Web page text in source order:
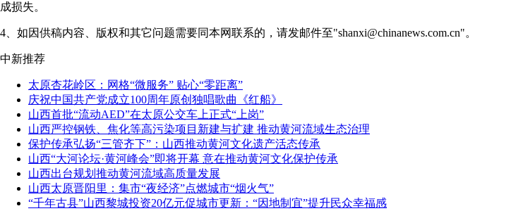
成损失。
4、如因供稿内容、版权和其它问题需要同本网联系的，请发邮件至"shanxi@chinanews.com.cn"。
中新推荐
太原杏花岭区：网格“微服务” 贴心“零距离”
庆祝中国共产党成立100周年原创独唱歌曲《红船》
山西首批“流动AED”在太原公交车上正式“上岗”
山西严控钢铁、焦化等高污染项目新建与扩建 推动黄河流域生态治理
保护传承弘扬“三管齐下”：山西推动黄河文化遗产活态传承
山西“大河论坛·黄河峰会”即将开幕 意在推动黄河文化保护传承
山西出台规划推动黄河流域高质量发展
山西太原晋阳里：集市“夜经济”点燃城市“烟火气”
“千年古县”山西黎城投资20亿元促城市更新：“因地制宜”提升民众幸福感